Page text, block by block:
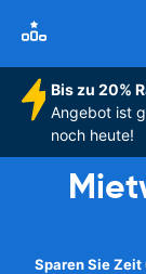
Bis zu 20%
Angebot ist
noch heute!
Sparen Sie